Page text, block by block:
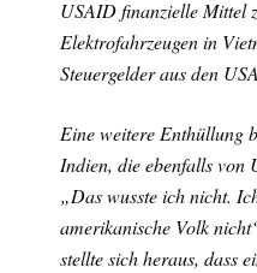
USAID finanzielle Mittel
Elektrofahrzeugen in
Steuergelder aus den
Eine weitere Enthüllung
Indien, die ebenfalls von
„Das wusste ich nicht.
amerikanische Volk
stellte sich heraus, dass